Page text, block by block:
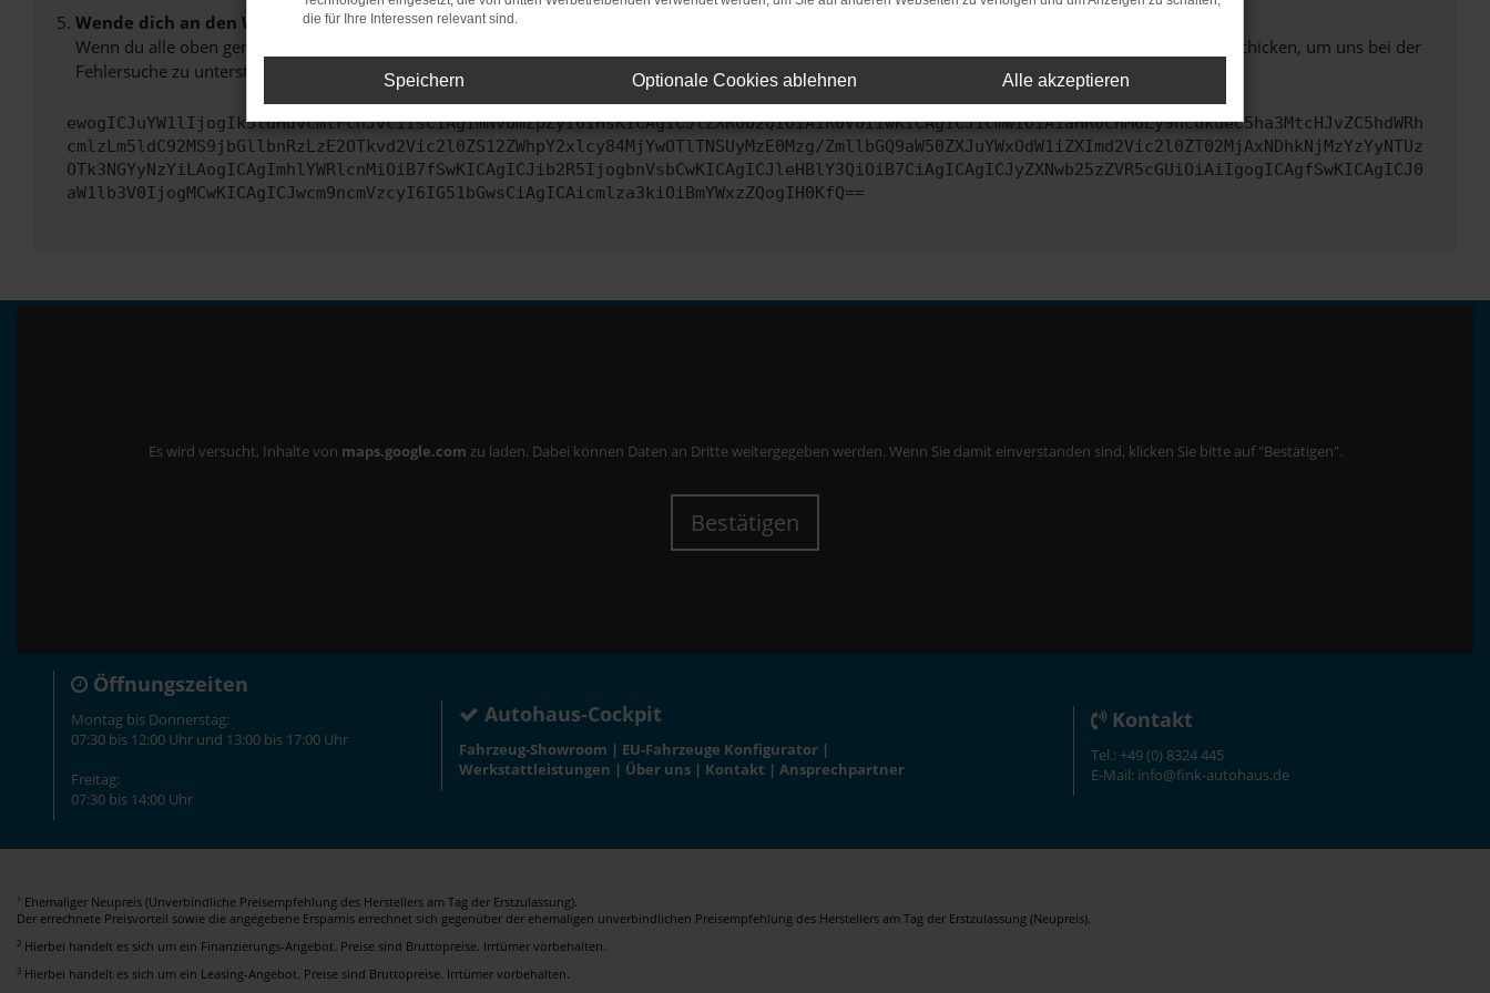
Wende dich an den Webseitenbetreiber.
Wenn du alle oben genannten Schritte versucht hast, kontaktiere uns bitte. Wir werden versuchen, das Problem zu beheben. Du kannst uns diesen Text schicken, um uns bei der
Fehlersuche zu unterstützen:
ewogICJuYW1lIjogIk5ldHdvcmtFcnJvciIsCiAgImNvbmZpZyI6IHsKICAgICJtZXRob2QiOiAiR0VUIiwKICAgICJ1cmwiOiAiaHR0cHM6Ly9hcGkueC5ha3MtcHJvZC5hdWRh
cmlzLm5ldC92MS9jbGllbnRzLzE2OTkvd2Vic2l0ZS12ZWhpY2xlcy84MjYwOTlTNSUyMzE0Mzg/ZmllbGQ9aW50ZXJuYWxOdW1iZXImd2Vic2l0ZT02MjAxNDhkNjMzYzYyNTUz
OTk3NGYyNzYiLAogICAgImhlYWRlcnMiOiB7fSwKICAgICJib2R5IjogbnVsbCwKICAgICJleHBlY3QiOiB7CiAgICAgICJyZXNwb25zZVR5cGUiOiAiIgogICAgfSwKICAgICJ0
aW1lb3V0IjogMCwKICAgICJwcm9ncmVzcyI6IG51bGwsCiAgICAicmlza3kiOiBmYWxzZQogIH0KfQ==
Es wird versucht, Inhalte von maps.google.com zu laden. Dabei können Daten an Dritte weitergegeben werden. Wenn Sie damit einverstanden sind, klicken Sie bitte auf "Bestätigen".
Bestätigen
Öffnungszeiten
Montag bis Donnerstag:
07:30 bis 12:00 Uhr und 13:00 bis 17:00 Uhr
Freitag:
07:30 bis 14:00 Uhr
Autohaus-Cockpit
Fahrzeug-Showroom | EU-Fahrzeuge Konfigurator |
Werkstattleistungen | Über uns | Kontakt |Ansprechpartner
Kontakt
Tel.: +49 (0) 8324 445
E-Mail: info@fink-autohaus.de
1 Ehemaliger Neupreis (Unverbindliche Preisempfehlung des Herstellers am Tag der Erstzulassung).
Der errechnete Preisvorteil sowie die angegebene Ersparnis errechnet sich gegenüber der ehemaligen unverbindlichen Preisempfehlung des Herstellers am Tag der Erstzulassung (Neupreis).
2 Hierbei handelt es sich um ein Finanzierungs-Angebot. Preise sind Bruttopreise. Irrtümer vorbehalten.
3 Hierbei handelt es sich um ein Leasing-Angebot. Preise sind Bruttopreise. Irrtümer vorbehalten.
die für Ihre Interessen relevant sind.
Speichern Optionale Cookies ablehnen Alle akzeptieren